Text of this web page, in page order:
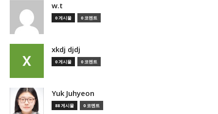
w.t
0 게시물 0 코멘트
xkdj djdj
0 게시물 0 코멘트
Yuk Juhyeon
88 게시물 0 코멘트